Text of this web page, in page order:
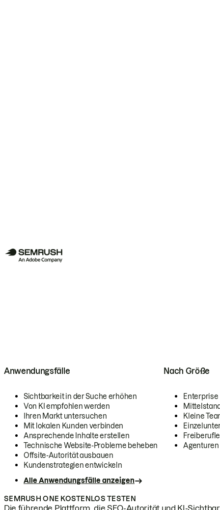
Anwendungsfälle
Sichtbarkeit in der Suche erhöhen
Von KI empfohlen werden
Ihren Markt untersuchen
Mit lokalen Kunden verbinden
Ansprechende Inhalte erstellen
Technische Website-Probleme beheben
Offsite-Autorität ausbauen
Kundenstrategien entwickeln
Alle Anwendungsfälle anzeigen
Nach Größe
Enterprise
Kleine
Agenturen
SEMRUSH ONE KOSTENLOS TESTEN
Die führende Plattform, die SEO-Autorität und KI-